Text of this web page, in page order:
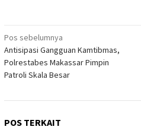
Navigasi
pos
Pos sebelumnya
Antisipasi Gangguan Kamtibmas,
Polrestabes Makassar Pimpin
Patroli Skala Besar
POS TERKAIT